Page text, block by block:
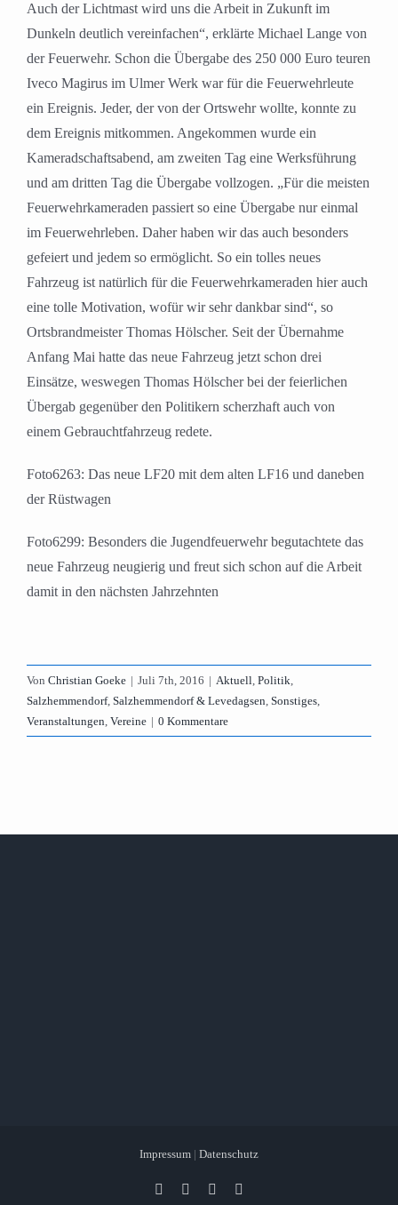
Auch der Lichtmast wird uns die Arbeit in Zukunft im
Dunkeln deutlich vereinfachen“, erklärte Michael Lange von
der Feuerwehr. Schon die Übergabe des 250 000 Euro teuren
Iveco Magirus im Ulmer Werk war für die Feuerwehrleute
ein Ereignis. Jeder, der von der Ortswehr wollte, konnte zu
dem Ereignis mitkommen. Angekommen wurde ein
Kameradschaftsabend, am zweiten Tag eine Werksführung
und am dritten Tag die Übergabe vollzogen. „Für die meisten
Feuerwehrkameraden passiert so eine Übergabe nur einmal
im Feuerwehrleben. Daher haben wir das auch besonders
gefeiert und jedem so ermöglicht. So ein tolles neues
Fahrzeug ist natürlich für die Feuerwehrkameraden hier auch
eine tolle Motivation, wofür wir sehr dankbar sind“, so
Ortsbrandmeister Thomas Hölscher. Seit der Übernahme
Anfang Mai hatte das neue Fahrzeug jetzt schon drei
Einsätze, weswegen Thomas Hölscher bei der feierlichen
Übergab gegenüber den Politikern scherzhaft auch von
einem Gebrauchtfahrzeug redete.
Foto6263: Das neue LF20 mit dem alten LF16 und daneben
der Rüstwagen
Foto6299: Besonders die Jugendfeuerwehr begutachtete das
neue Fahrzeug neugierig und freut sich schon auf die Arbeit
damit in den nächsten Jahrzehnten
Von Christian Goeke | Juli 7th, 2016 | Aktuell, Politik,
Salzhemmendorf, Salzhemmendorf & Levedagsen, Sonstiges,
Veranstaltungen, Vereine | 0 Kommentare
Impressum | Datenschutz
Facebook Instagram